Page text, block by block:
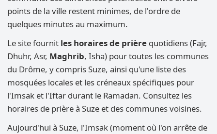
points de la ville restent minimes, de l'ordre de
quelques minutes au maximum.
Le site fournit les horaires de prière quotidiens (Fajr,
Dhuhr, Asr, Maghrib, Isha) pour toutes les communes
du Drôme, y compris Suze, ainsi qu'une liste des
mosquées locales et les créneaux spécifiques pour
l'Imsak et l'Iftar durant le Ramadan. Consultez les
horaires de prière à Suze et des communes voisines.
Aujourd'hui à Suze, l'Imsak (moment où l'on arrête de